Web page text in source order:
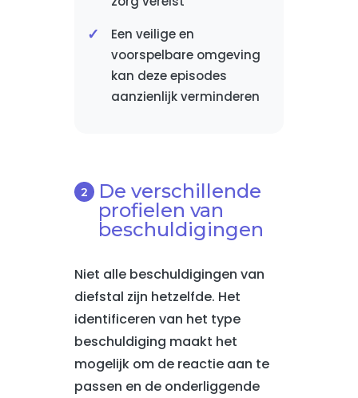
Een veilige en
voorspelbare omgeving
kan deze episodes
aanzienlijk verminderen
De verschillende
profielen van
beschuldigingen
Niet alle beschuldigingen van
diefstal zijn hetzelfde. Het
identificeren van het type
beschuldiging maakt het
mogelijk om de reactie aan te
passen en de onderliggende